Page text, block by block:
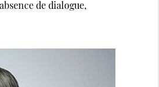
de dialogue,